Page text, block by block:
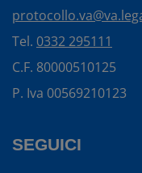
Tel. 0332 295111
C.F. 80000510125
P. Iva 00569210123
SEGUICI